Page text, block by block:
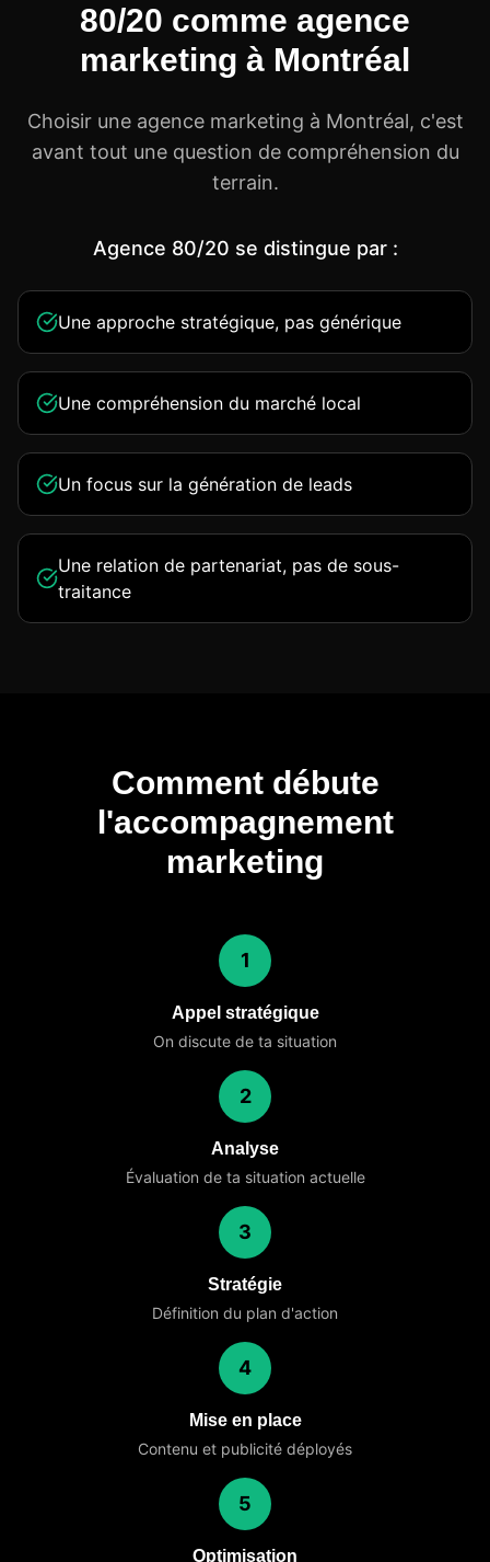
80/20 comme agence
marketing à Montréal
Choisir une agence marketing à Montréal, c'est
avant tout une question de compréhension du
terrain.
Agence 80/20 se distingue par :
Une approche stratégique, pas générique
Une compréhension du marché local
Un focus sur la génération de leads
Une relation de partenariat, pas de sous-
traitance
Comment débute
l'accompagnement
marketing
1
Appel stratégique
On discute de ta situation
2
Analyse
Évaluation de ta situation actuelle
3
Stratégie
Définition du plan d'action
4
Mise en place
Contenu et publicité déployés
5
Optimisation